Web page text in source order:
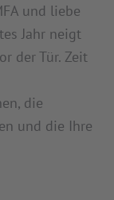
und liebe
Jahr neigt
der Tür. Zeit
die
und die Ihre